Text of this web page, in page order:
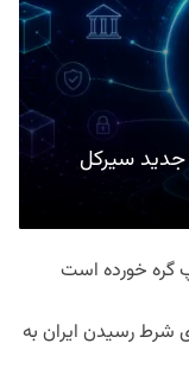
جدید سیرکل
گره خورده است
رسیدن ایران به